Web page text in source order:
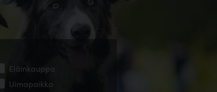
Eläinkauppa
Uimapaikka